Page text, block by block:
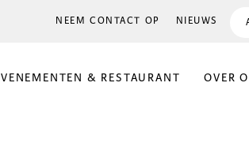
NEEM CONTACT OP NIEUWS
& RESTAURANT OVER